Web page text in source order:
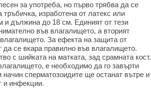
за употреба, но първо трябва да се
изработена от латекс или
и дължина до 18 см. Единият от тези
във влагалището, а вторият
За ефекта на защита от
се вкара правилно във влагалището.
с шийката на матката, зад срамната кост.
е необходимо да го завърти
сперматозоидите ще останат вътре и
и инфекции.